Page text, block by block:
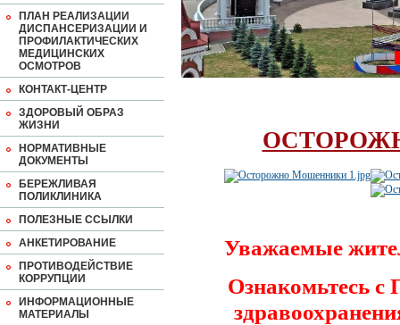
ПЛАН РЕАЛИЗАЦИИ
ДИСПАНСЕРИЗАЦИИ И
ПРОФИЛАКТИЧЕСКИХ
МЕДИЦИНСКИХ
ОСМОТРОВ
КОНТАКТ-ЦЕНТР
ЗДОРОВЫЙ ОБРАЗ
ЖИЗНИ
НОРМАТИВНЫЕ
ДОКУМЕНТЫ
БЕРЕЖЛИВАЯ
ПОЛИКЛИНИКА
ПОЛЕЗНЫЕ ССЫЛКИ
АНКЕТИРОВАНИЕ
ПРОТИВОДЕЙСТВИЕ
КОРРУПЦИИ
ИНФОРМАЦИОННЫЕ
МАТЕРИАЛЫ
Уважаемые
Ознакомьтесь